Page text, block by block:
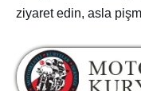
ziyaret edin, asla